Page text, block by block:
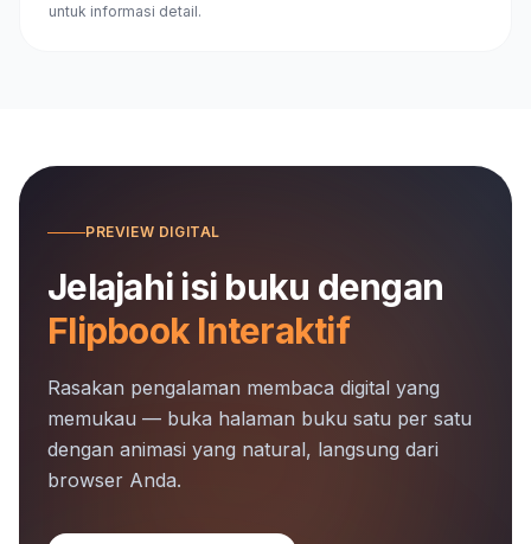
untuk informasi detail.
PREVIEW DIGITAL
Jelajahi isi buku dengan
Flipbook Interaktif
Rasakan pengalaman membaca digital yang
memukau — buka halaman buku satu per satu
dengan animasi yang natural, langsung dari
browser Anda.